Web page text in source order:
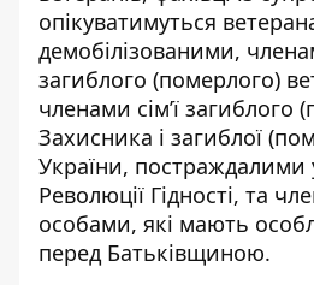
опікуватимуться
демобілізованими,
загиблого (померлого)
членами сім’ї загиблого
Захисника і загиблої
України, постраждалими
Революції Гідності, та
особами, які мають
перед Батьківщиною.